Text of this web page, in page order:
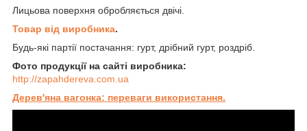
Лицьова поверхня обробляється двічі.
Товар від виробника.
Будь-які партії постачання: гурт, дрібний гурт, роздріб.
Фото продукції на сайті виробника:
http://zapahdereva.com.ua
Дерев'яна вагонка: переваги використання.